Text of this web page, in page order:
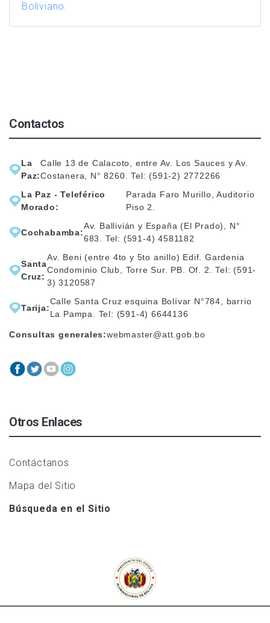
Boliviano.
Contactos
La
Paz:
Calle 13 de Calacoto, entre Av. Los Sauces y Av.
Costanera, N° 8260. Tel: (591-2) 2772266
La Paz - Teleférico
Morado:
Parada Faro Murillo, Auditorio
Piso 2.
Cochabamba:
Av. Ballivián y España (El Prado), N°
683. Tel: (591-4) 4581182
Santa
Cruz:
Av. Beni (entre 4to y 5to anillo) Edif. Gardenia
Condominio Club, Torre Sur. PB. Of. 2. Tel: (591-
3) 3120587
Tarija:
Calle Santa Cruz esquina Bolívar N°784, barrio
La Pampa. Tel: (591-4) 6644136
Consultas generales:webmaster@att.gob.bo
Otros Enlaces
Contáctanos
Mapa del Sitio
Búsqueda en el Sitio